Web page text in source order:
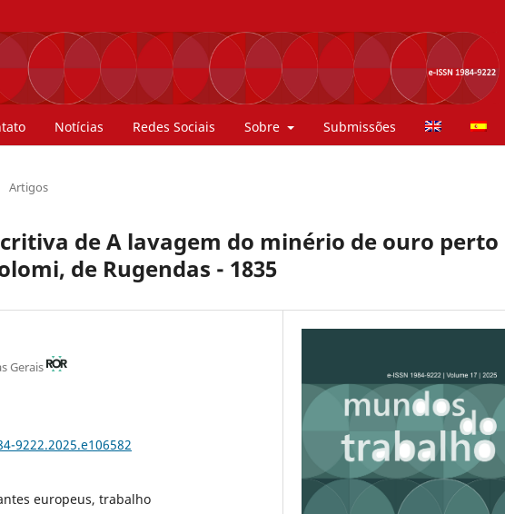
Notícias Redes Sociais Sobre Submissões
Artigos
de A lavagem do minério de ouro perto
de Rugendas - 1835
Gerais
9222.2025.e106582
europeus, trabalho